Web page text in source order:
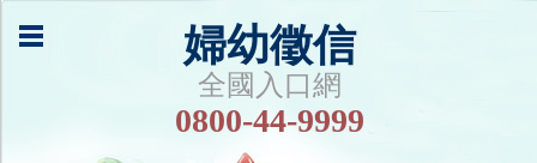
婦幼徵信
全國入口網
0800-44-9999